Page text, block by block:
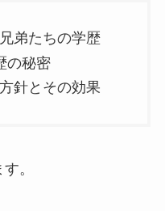
弟たちの学歴
の秘密
針とその効果
。